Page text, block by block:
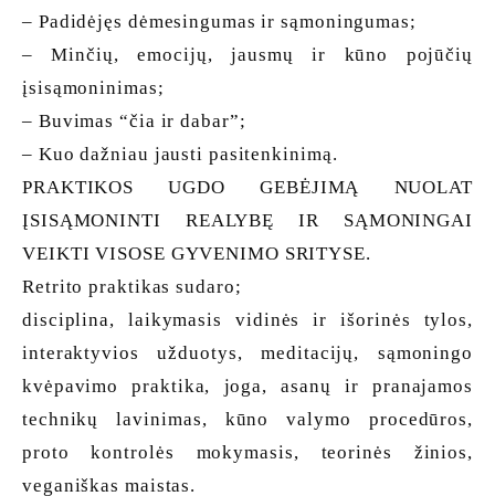
– Padidėjęs dėmesingumas ir sąmoningumas;
– Minčių, emocijų, jausmų ir kūno pojūčių
įsisąmoninimas;
– Buvimas “čia ir dabar”;
– Kuo dažniau jausti pasitenkinimą.
PRAKTIKOS UGDO GEBĖJIMĄ NUOLAT
ĮSISĄMONINTI REALYBĘ IR SĄMONINGAI
VEIKTI VISOSE GYVENIMO SRITYSE.
Retrito praktikas sudaro;
disciplina, laikymasis vidinės ir išorinės tylos,
interaktyvios užduotys, meditacijų, sąmoningo
kvėpavimo praktika, joga, asanų ir pranajamos
technikų lavinimas, kūno valymo procedūros,
proto kontrolės mokymasis, teorinės žinios,
veganiškas maistas.